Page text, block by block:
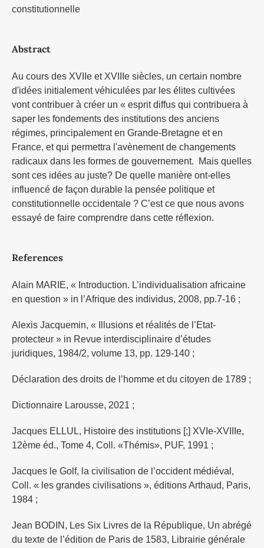
constitutionnelle
Abstract
Au cours des XVIIe et XVIIIe siècles, un certain nombre
d'idées initialement véhiculées par les élites cultivées
vont contribuer à créer un « esprit diffus qui contribuera à
saper les fondements des institutions des anciens
régimes, principalement en Grande-Bretagne et en
France, et qui permettra l'avènement de changements
radicaux dans les formes de gouvernement. Mais quelles
sont ces idées au juste? De quelle manière ont-elles
influencé de façon durable la pensée politique et
constitutionnelle occidentale ? C’est ce que nous avons
essayé de faire comprendre dans cette réflexion.
References
Alain MARIE, « Introduction. L’individualisation africaine
en question » in l’Afrique des individus, 2008, pp.7-16 ;
Alexis Jacquemin, « Illusions et réalités de l’Etat-
protecteur » in Revue interdisciplinaire d’études
juridiques, 1984/2, volume 13, pp. 129-140 ;
Déclaration des droits de l’homme et du citoyen de 1789 ;
Dictionnaire Larousse, 2021 ;
Jacques ELLUL, Histoire des institutions [;] XVIe-XVIIIe,
12ème éd., Tome 4, Coll. «Thémis», PUF, 1991 ;
Jacques le Golf, la civilisation de l’occident médiéval,
Coll. « les grandes civilisations », éditions Arthaud, Paris,
1984 ;
Jean BODIN, Les Six Livres de la République, Un abrégé
du texte de l’édition de Paris de 1583, Librairie générale